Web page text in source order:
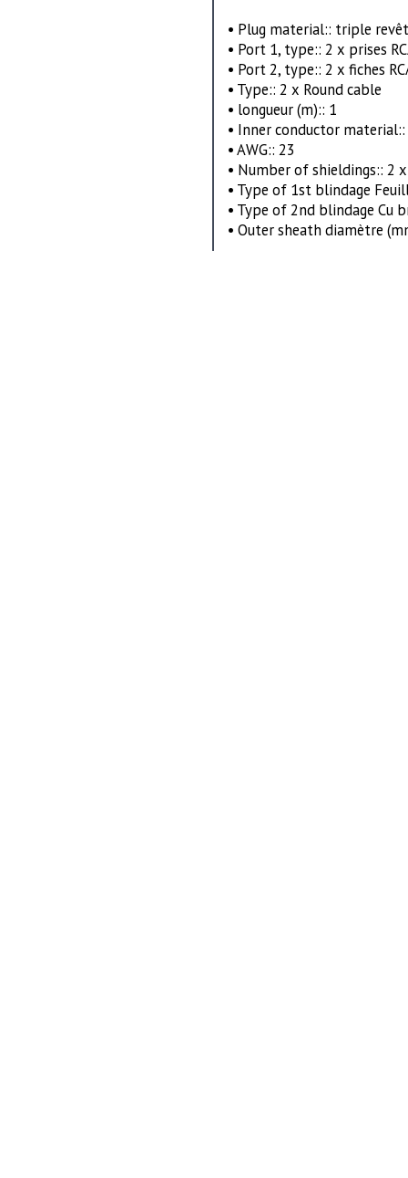
• Plug material:: triple
• Port 1, type:: 2 x prises
• Port 2, type:: 2 x fiches
• Type:: 2 x Round cable
• longueur (m):: 1
• Inner conductor
• AWG:: 23
• Number of shieldings:: 2 x
• Type of 1st blindage
• Type of 2nd blindage Cu
• Outer sheath diamètre